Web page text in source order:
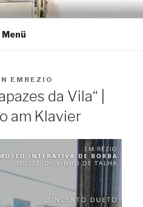
Menü
EMREZIO
da Vila“ |
am Klavier